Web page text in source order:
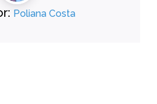
Poliana Costa